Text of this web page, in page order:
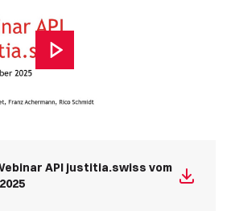
API justitia.swiss vom